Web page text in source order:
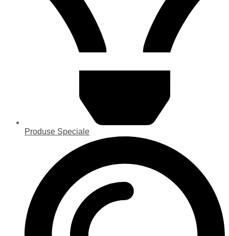
Produse Speciale